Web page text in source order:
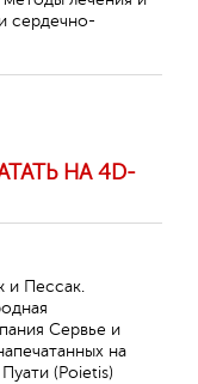
сердечно-
НА 4D-
и Пессак.
Сервье и
на
(Poietis)